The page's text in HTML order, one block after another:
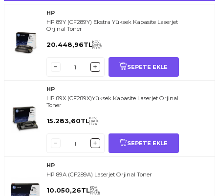
HP
HP 89Y (CF289Y) Ekstra Yüksek Kapasite Laserjet
Orjinal Toner
20.448,96TLKDV
DAHİL
FİYATI
SEPETE EKLE
HP
HP 89X (CF289X)Yüksek Kapasite Laserjet Orjinal
Toner
15.283,60TLKDV
DAHİL
FİYATI
SEPETE EKLE
HP
HP 89A (CF289A) Laserjet Orjinal Toner
10.050,26TLKDV
DAHİL
FİYATI